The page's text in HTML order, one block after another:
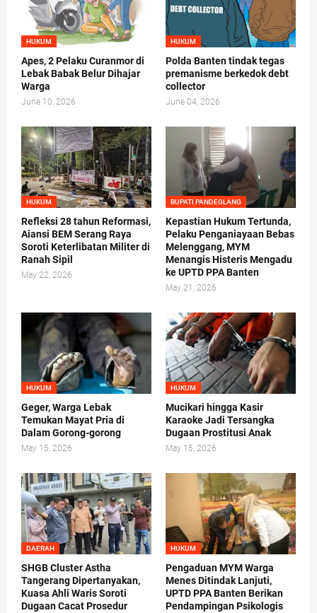
HUKUM
Apes, 2 Pelaku Curanmor di
Lebak Babak Belur Dihajar
Warga
June 10, 2026
HUKUM
Polda Banten tindak tegas
premanisme berkedok debt
collector
June 04, 2026
HUKUM
Refleksi 28 tahun Reformasi,
Aiansi BEM Serang Raya
Soroti Keterlibatan Militer di
Ranah Sipil
May 22, 2026
BUPATI PANDEGLANG
Kepastian Hukum Tertunda,
Pelaku Penganiayaan Bebas
Melenggang, MYM
Menangis Histeris Mengadu
ke UPTD PPA Banten
May 21, 2026
HUKUM
Geger, Warga Lebak
Temukan Mayat Pria di
Dalam Gorong-gorong
May 15, 2026
HUKUM
Mucikari hingga Kasir
Karaoke Jadi Tersangka
Dugaan Prostitusi Anak
May 15, 2026
DAERAH
SHGB Cluster Astha
Tangerang Dipertanyakan,
Kuasa Ahli Waris Soroti
Dugaan Cacat Prosedur
HUKUM
Pengaduan MYM Warga
Menes Ditindak Lanjuti,
UPTD PPA Banten Berikan
Pendampingan Psikologis